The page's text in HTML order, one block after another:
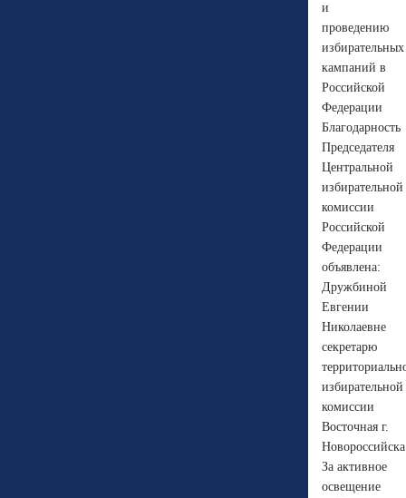
и
проведению
избирательных
кампаний в
Российской
Федерации
Благодарность
Председателя
Центральной
избирательной
комиссии
Российской
Федерации
объявлена:
Дружбиной
Евгении
Николаевне
секретарю
избирательной
комиссии
Восточная г.
За активное
освещение